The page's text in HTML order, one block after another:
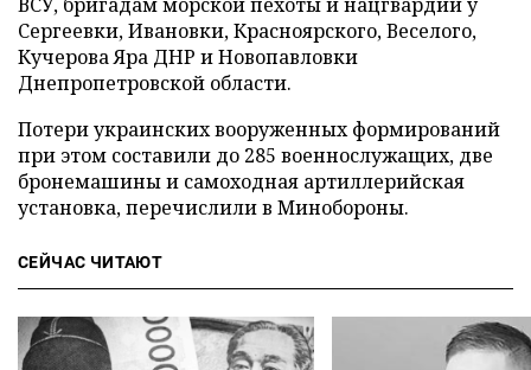
Сергеевки, Ивановки, Красноярского, Веселого,
Кучерова Яра ДНР и Новопавловки
Днепропетровской области.
Потери украинских вооруженных формирований
при этом составили до 285 военнослужащих, две
бронемашины и самоходная артиллерийская
установка, перечислили в Минобороны.
СЕЙЧАС ЧИТАЮТ